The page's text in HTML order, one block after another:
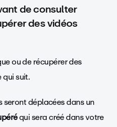
de consulter
des vidéos
ou de récupérer des
qui suit.
seront déplacées dans un
qui sera créé dans votre